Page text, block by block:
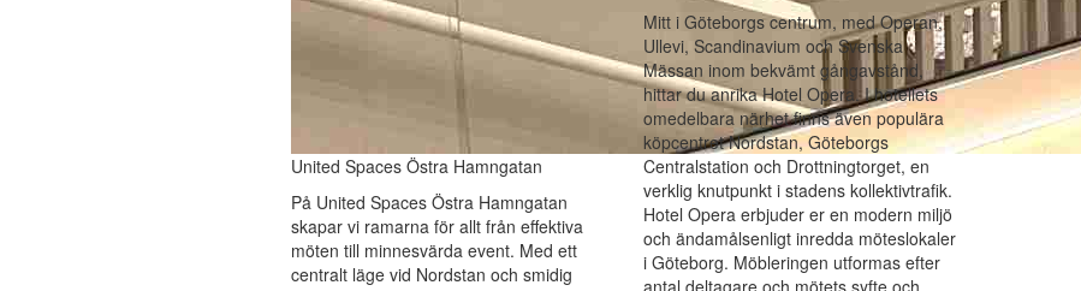
United Spaces Östra Hamngatan
På United Spaces Östra Hamngatan
skapar vi ramarna för allt från effektiva
möten till minnesvärda event. Med ett
centralt läge vid Nordstan och smidig
Mitt i Göteborgs centrum, med Operan,
Ullevi, Scandinavium och Svenska
Mässan inom bekvämt gångavstånd,
hittar du anrika Hotel Opera. I hotellets
omedelbara närhet finns även populära
köpcentret Nordstan, Göteborgs
Centralstation och Drottningtorget, en
verklig knutpunkt i stadens kollektivtrafik.
Hotel Opera erbjuder er en modern miljö
och ändamålsenligt inredda möteslokaler
i Göteborg. Möbleringen utformas efter